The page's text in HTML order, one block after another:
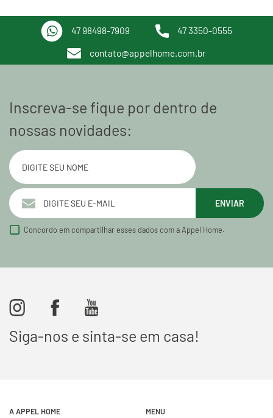
47 98498-7909 47 3350-0555
contato@appelhome.com.br
Inscreva-se fique por dentro de
nossas novidades:
ENVIAR
Concordo em compartilhar esses dados com a Appel Home.
Siga-nos e sinta-se em casa!
A APPEL HOME MENU